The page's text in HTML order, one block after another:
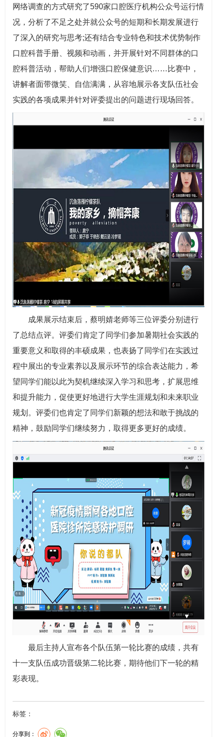
网络调查的方式研究了590家口腔医疗机构公众号运行情
况，分析了不足之处并就公众号的短期和长期发展进行
了深入的研究与思考;还有结合专业特色和技术优势制作
口腔科普手册、视频和动画，并开展针对不同群体的口
腔科普活动，帮助人们增强口腔保健意识……比赛中，
讲解者面带微笑、自信满满，从容地展示各支队伍社会
实践的各项成果并针对评委提出的问题进行现场回答。
成果展示结束后，蔡明婧老师等三位评委分别进行
了总结点评。评委们肯定了同学们参加暑期社会实践的
重要意义和取得的丰硕成果，也表扬了同学们在实践过
程中展出的专业素养以及展示环节的综合表达能力，希
望同学们能以此为契机继续深入学习和思考，扩展思维
和提升能力，促使更好地进行大学生涯规划和未来职业
规划。评委们也肯定了同学们新颖的想法和敢于挑战的
精神，鼓励同学们继续努力，取得更多更好的成绩。
最后主持人宣布各个队伍第一轮比赛的成绩，共有
十一支队伍成功晋级第二轮比赛，期待他们下一轮的精
彩表现。
标签：
分享到：